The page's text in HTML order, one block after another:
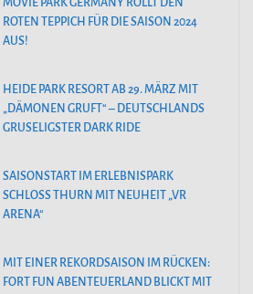
MOVIE PARK GERMANY ROLLT DEN
ROTEN TEPPICH FÜR DIE SAISON 2024
AUS!
HEIDE PARK RESORT AB 29. MÄRZ MIT
„DÄMONEN GRUFT“ – DEUTSCHLANDS
GRUSELIGSTER DARK RIDE
SAISONSTART IM ERLEBNISPARK
SCHLOSS THURN MIT NEUHEIT „VR
ARENA“
MIT EINER REKORDSAISON IM RÜCKEN:
FORT FUN ABENTEUERLAND BLICKT MIT